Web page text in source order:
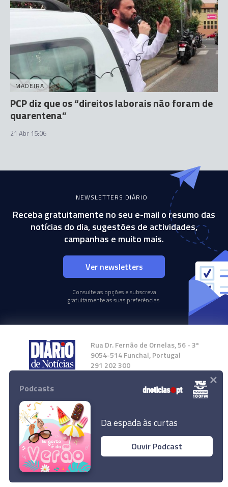
MADEIRA
PCP diz que os “direitos laborais não foram de
quarentena”
21 Abr 15:06
NEWSLETTERS DIÁRIO
Receba gratuitamente no seu e-mail o resumo das
notícias do dia, sugestões de actividades,
campanhas e muito mais.
Ver newsletters
Consulte as opções e subscreva
gratuitamente as suas preferências.
Rua Dr. Fernão de Ornelas, 56 - 3º
9054-514 Funchal, Portugal
291 202 300
Instale a nossa App
© 2024 Empresa Diário de Notícias, Lda.
Todos os direitos reservados.
Podcasts
Da espada às curtas
Ouvir Podcast
×